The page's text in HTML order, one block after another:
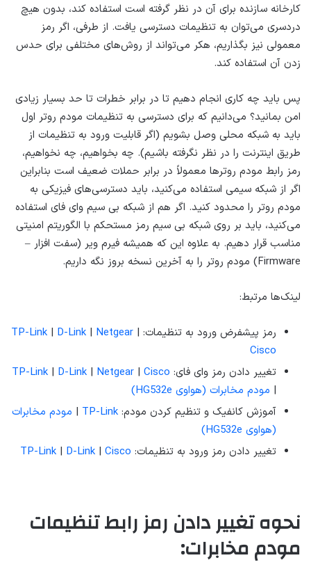
کارخانه سازنده برای آن در نظر گرفته است استفاده کند، بدون هیچ
دردسری می‌توان به تنظیمات دسترسی یافت. از طرفی، اگر رمز
معمولی نیز بگذاریم، هکر می‌تواند از روش‌های مختلفی برای حدس
زدن آن استفاده کند.
پس باید چه کاری انجام دهیم تا در برابر خطرات تا حد بسیار زیادی
امن بمانید؟ می‌دانیم که برای دسترسی به تنظیمات مودم روتر اول
باید به شبکه محلی وصل بشویم (اگر قابلیت ورود به تنظیمات از
طریق اینترنت را در نظر نگرفته‌ باشیم). چه بخواهیم، چه نخواهیم،
رمز رابط مودم روترها معمولاً در برابر حملات ضعیف است بنابراین
اگر از شبکه سیمی استفاده می‌کنید، باید دسترسی‌های فیزیکی به
مودم روتر را محدود کنید. اگر هم از شبکه بی سیم وای فای استفاده
می‌کنید، باید بر روی شبکه بی سیم رمز مستحکم با الگوریتم امنیتی
مناسب قرار دهیم. به علاوه این که همیشه فیرم ویر (سفت افزار –
Firmware) مودم روتر را به آخرین نسخه بروز نگه داریم.
لینک‌ها مرتبط:
رمز پیشفرض ورود به تنظیمات: TP-Link | D-Link | Netgear |
Cisco
تغییر دادن رمز وای فای:
TP-Link | D-Link | Netgear | Cisco
| مودم مخابرات (هواوی HG532e)
آموزش کانفیک و تنظیم کردن مودم: TP-Link
| مودم مخابرات
(هواوی HG532e)
تغییر دادن رمز ورود به تنظیمات:
TP-Link | D-Link | Cisco
نحوه تغییر دادن رمز رابط تنظیمات
مودم مخابرات: